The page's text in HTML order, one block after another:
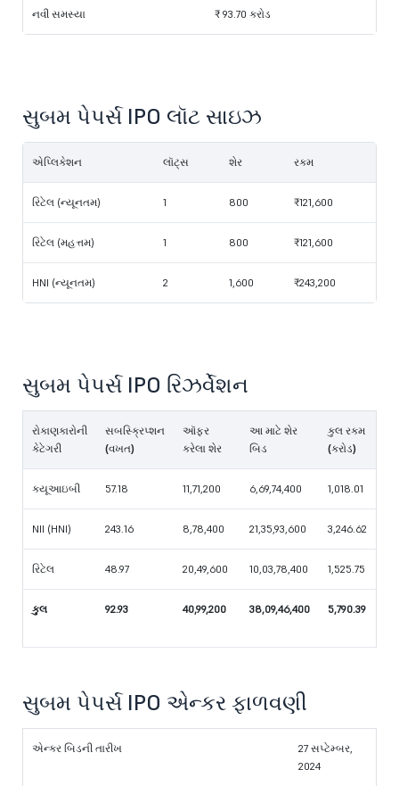
નવી સમસ્યા ₹ 93.70 કરોડ
સુબમ પેપર્સ IPO લૉટ સાઇઝ
એપ્લિકેશન લૉટ્સ શેર રકમ
રિટેલ (ન્યૂનતમ) 1 800 ₹121,600
રિટેલ (મહત્તમ) 1 800 ₹121,600
HNI (ન્યૂનતમ) 2 1,600 ₹243,200
સુબમ પેપર્સ IPO રિઝર્વેશન
રોકાણકારોની
કેટેગરી
સબસ્ક્રિપ્શન
(વખત)
ઑફર
કરેલા શેર
આ માટે શેર
બિડ
કુલ રકમ
(કરોડ)
ક્યૂઆઇબી 57.18 11,71,200 6,69,74,400 1,018.01
NII (HNI) 243.16 8,78,400 21,35,93,600 3,246.62
રિટેલ 48.97 20,49,600 10,03,78,400 1,525.75
કુલ 92.93 40,99,200 38,09,46,400 5,790.39
સુબમ પેપર્સ IPO એન્કર ફાળવણી
એન્કર બિડની તારીખ
27 સપ્ટેમ્બર,
2024